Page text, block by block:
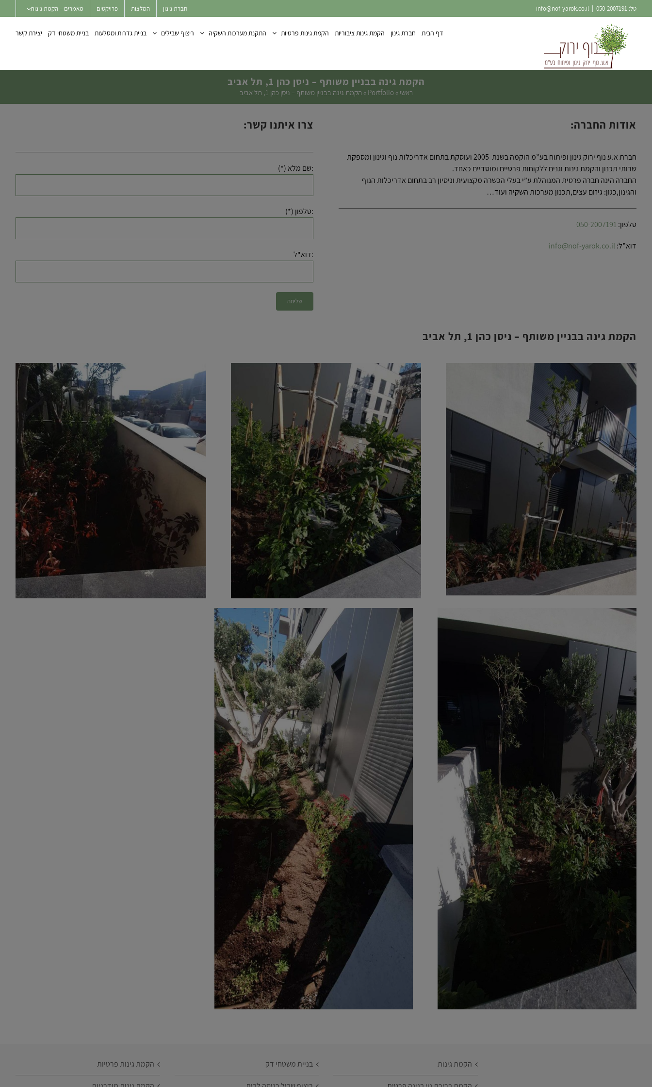
to
טל: 050-2007191
info@nof-yarok.co.il חברת גינון המלצות פרויקטים מאמרים – הקמת גינות
דף הבית חברת גינון הקמת גינות ציבוריות הקמת גינות פרטיות התקנת מערכות השקיה ריצוף שבילים בניית גדרות ומסלעות בניית משטחי דק יצירת קשר
הקמת גינה בבניין משותף – ניסן כהן 1, תל אביב
ראשי »
Portfolio
» הקמת גינה בבניין משותף – ניסן כהן 1, תל אביב
אודות החברה:
חברת א.ע נוף ירוק גינון ופיתוח בע”מ הוקמה בשנת 2005 ועוסקת בתחום אדריכלות נוף וגינון ומספקת
שרותי תכנון והקמת גינות וגנים ללקוחות פרטיים ומוסדיים כאחד.
החברה הינה חברה פרטית המנוהלת ע”י בעלי הכשרה מקצועית וניסיון רב בתחום אדריכלות הנוף
והגינון,כגון: גיזום עצים,תכנון מערכות השקיה ועוד…
טלפון:050-2007191
דוא”ל: info@nof-yarok.co.il
צרו איתנו קשר:
:שם מלא (*)
:טלפון (*)
:דוא"ל
הקמת גינה בבניין משותף – ניסן כהן 1, תל אביב
הקמת גינות בניית משטחי דק הקמת גינות פרטיות